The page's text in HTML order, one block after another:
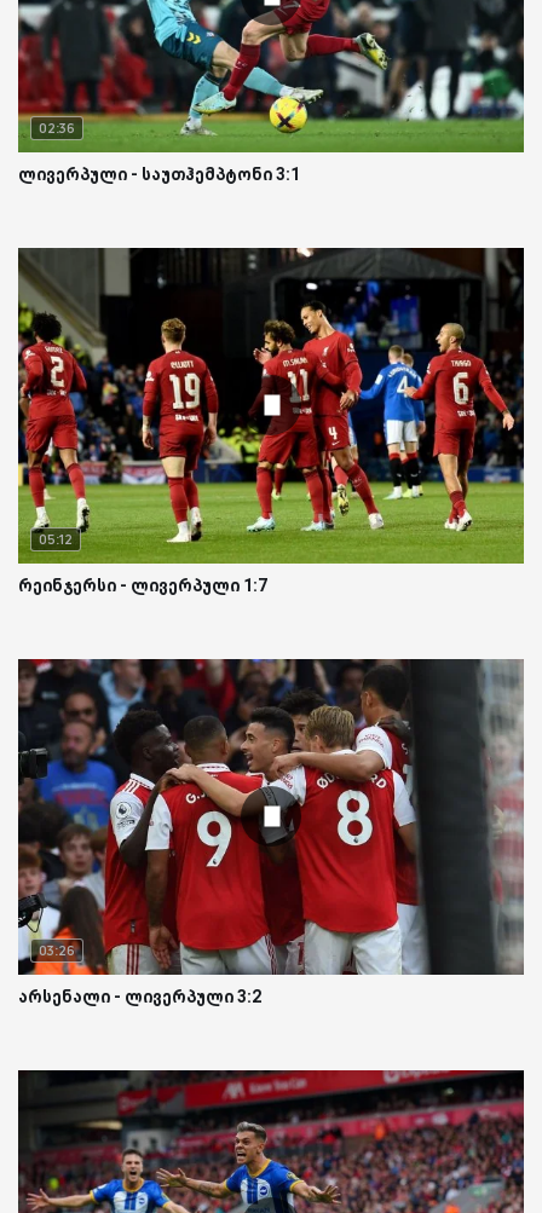
02:36
ლივერპული - საუთჰემპტონი 3:1
05:12
რეინჯერსი - ლივერპული 1:7
03:26
არსენალი - ლივერპული 3:2